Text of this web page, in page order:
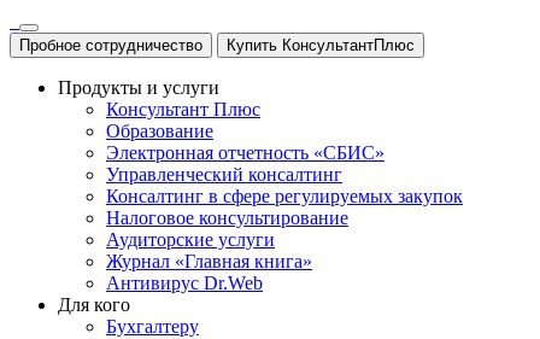
Пробное сотрудничество Купить КонсультантПлюс
Продукты и услуги
Консультант Плюс
Образование
Электронная отчетность «СБИС»
Управленческий консалтинг
Консалтинг в сфере регулируемых закупок
Налоговое консультирование
Аудиторские услуги
Журнал «Главная книга»
Антивирус Dr.Web
Для кого
Бухгалтеру